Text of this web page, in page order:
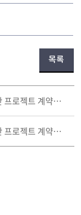
목록
원 공개채용 재공고
채용 최종합격자 공고